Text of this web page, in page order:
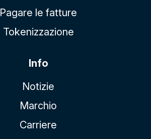
Pagare le fatture
Tokenizzazione
Info
Notizie
Marchio
Carriere